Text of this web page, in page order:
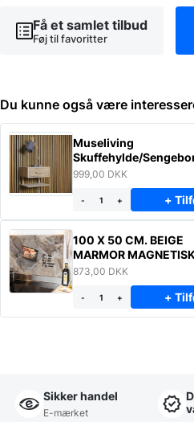
Få et samlet tilbud
Føj til favoritter
Du kunne også være
Museliving
Skuffehylde/
massiv eg
999,00 DKK
- + +
100 X 50 CM. BEIGE
MARMOR
STÆNKPLADE
873,00 DKK
- + +
Sikker handel
E-mærket